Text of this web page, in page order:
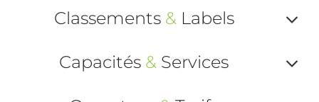
Classements &Labels
ou
Capacités & Services